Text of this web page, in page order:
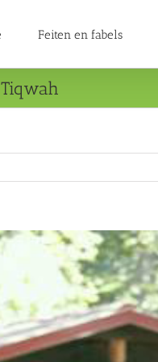
Feiten en fabels